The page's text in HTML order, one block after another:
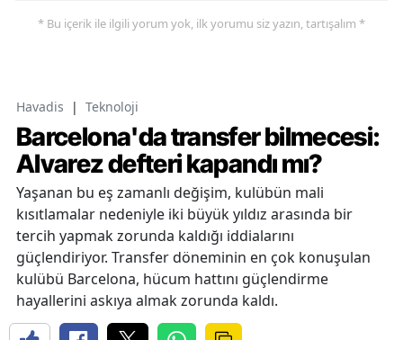
* Bu içerik ile ilgili yorum yok, ilk yorumu siz yazın, tartışalım *
Havadis | Teknoloji
Barcelona'da transfer bilmecesi:
Alvarez defteri kapandı mı?
Yaşanan bu eş zamanlı değişim, kulübün mali
kısıtlamalar nedeniyle iki büyük yıldız arasında bir
tercih yapmak zorunda kaldığı iddialarını
güçlendiriyor. Transfer döneminin en çok konuşulan
kulübü Barcelona, hücum hattını güçlendirme
hayallerini askıya almak zorunda kaldı.